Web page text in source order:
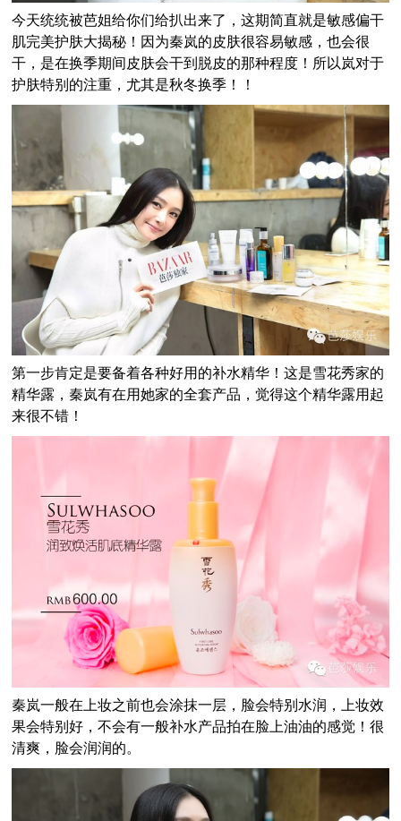
今天统统被芭姐给你们给扒出来了，这期简直就是敏感偏干
肌完美护肤大揭秘！因为秦岚的皮肤很容易敏感，也会很
干，是在换季期间皮肤会干到脱皮的那种程度！所以岚对于
护肤特别的注重，尤其是秋冬换季！！
第一步肯定是要备着各种好用的补水精华！这是雪花秀家的
精华露，秦岚有在用她家的全套产品，觉得这个精华露用起
来很不错！
秦岚一般在上妆之前也会涂抹一层，脸会特别水润，上妆效
果会特别好，不会有一般补水产品拍在脸上油油的感觉！很
清爽，脸会润润的。